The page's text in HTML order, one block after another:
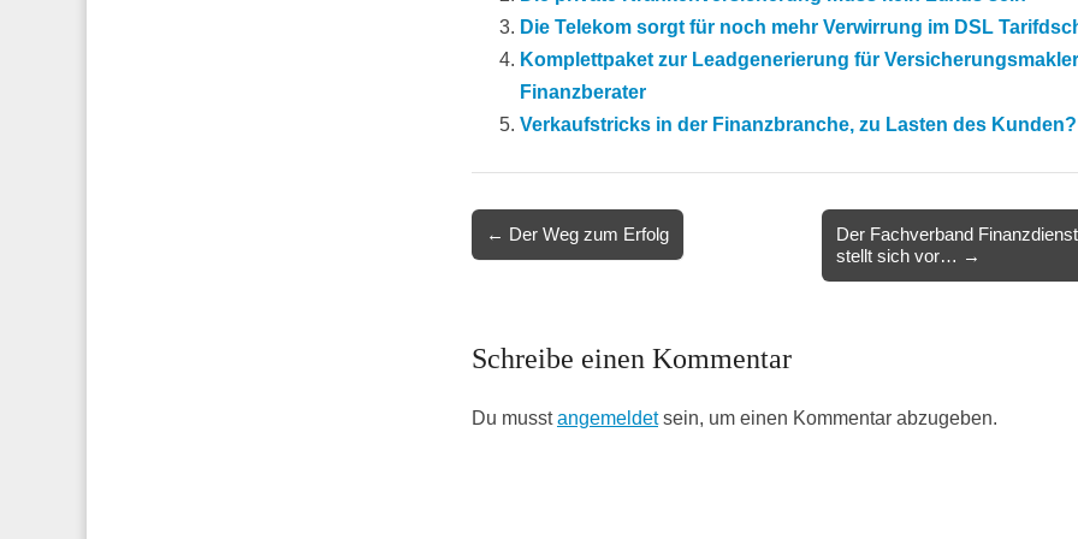
Die Telekom sorgt für noch mehr Verwirrung im DSL
Komplettpaket zur Leadgenerierung für
Finanzberater
Verkaufstricks in der Finanzbranche, zu Lasten des Kunden?
navigation
← Der Weg zum Erfolg
Der Fachverband
stellt sich vor… →
Schreibe einen Kommentar
Du musstangemeldetsein, um einen Kommentar abzugeben.